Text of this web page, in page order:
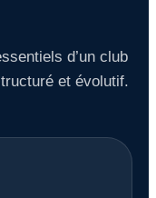
d’un club
et évolutif.